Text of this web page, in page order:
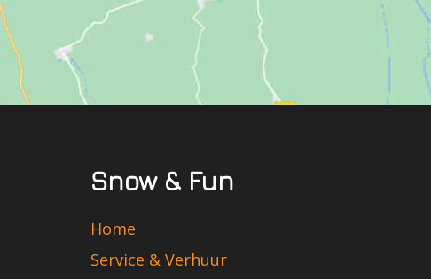
Snow & Fun
Home
Service & Verhuur